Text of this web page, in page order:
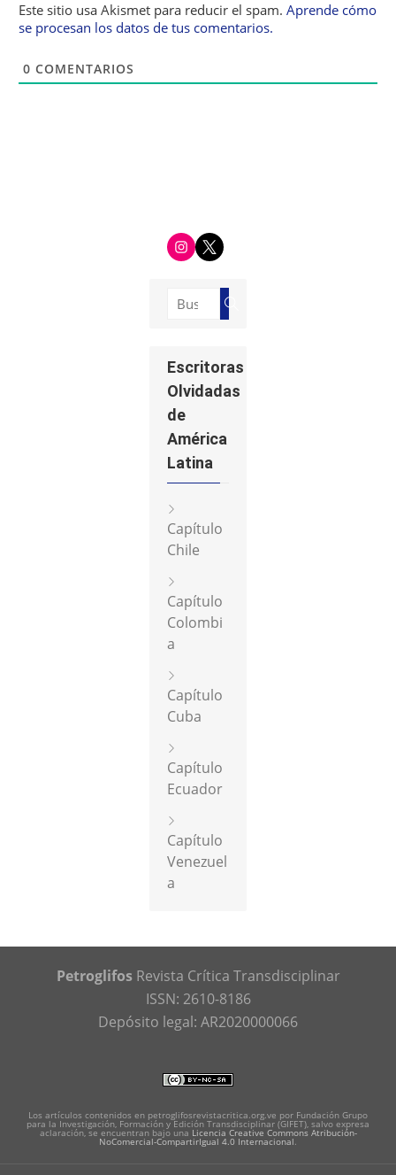
Este sitio usa Akismet para reducir el spam. Aprende cómo
se procesan los datos de tus comentarios.
0 COMENTARIOS
i
n
s
r
t
w
i
Buscar:
Buscar
Escritoras
Olvidadas
de
América
Latina
Capítulo
Chile
Capítulo
Colombi
a
Capítulo
Cuba
Capítulo
Ecuador
Capítulo
Venezuel
a
PetroglifosRevista Crítica Transdisciplinar
ISSN: 2610-8186
Depósito legal: AR2020000066
Los artículos contenidos en petroglifosrevistacritica.org.ve por Fundación Grupo
para la Investigación, Formación y Edición Transdisciplinar (GIFET), salvo expresa
aclaración, se encuentran bajo una Licencia Creative Commons Atribución-
NoComercial-CompartirIgual 4.0 Internacional.